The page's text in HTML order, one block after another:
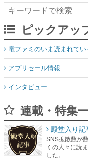
ピックアッ
電ファミのいま読まれて
アプリセール情報
インタビュー
連載・特集
殿堂入り記
SNS拡散数が
くの人々に読
した。